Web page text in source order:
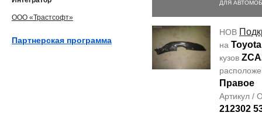
ДЛЯ
НОВ
на
кузов
Правое
Артикул /
212302
ООО «Трастсофт»
Партнерская программа